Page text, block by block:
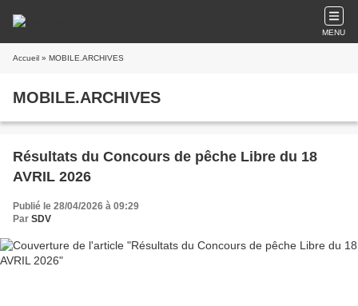
MENU
Accueil » MOBILE.ARCHIVES
MOBILE.ARCHIVES
Résultats du Concours de pêche Libre du 18
AVRIL 2026
Publié le 28/04/2026 à 09:29
Par SDV